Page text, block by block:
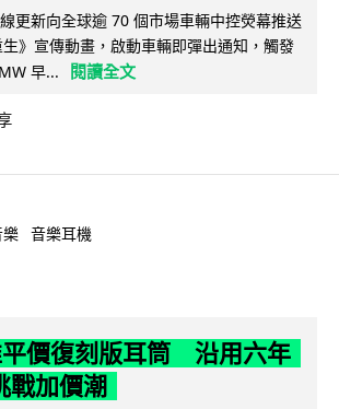
更新向全球逾 70 個市場車輛中控熒幕推送
生》宣傳動畫，啟動車輛即彈出通知，觸發
早...
閱讀全文
音樂耳機
價復刻版耳筒 沿用六年
戰加價潮